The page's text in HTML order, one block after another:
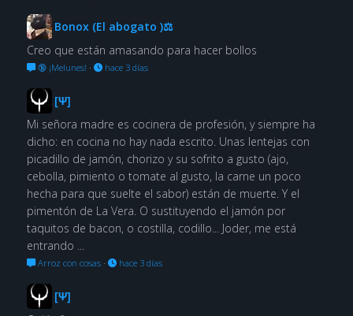
Bonox (El abogato )⚖
Creo que están amasando para hacer bollos
🔞 ¡Melunes! · hace 3 días
[Ψ]
Mi señora madre es cocinera de profesión, y siempre ha
dicho: en cocina no hay nada escrito. Unas lentejas con
picadillo de jamón, chorizo y su sofrito a gusto (ajo,
cebolla, pimiento o tomate al gusto, la carne un poco
hecha para que suelte el sabor) están de muerte. Y el
pimentón de La Vera. O sustituyendo el jamón por
taquitos de bacon, o costilla, codillo... Joder, me está
entrando ...
Arroz con cosas· hace 3 días
[Ψ]